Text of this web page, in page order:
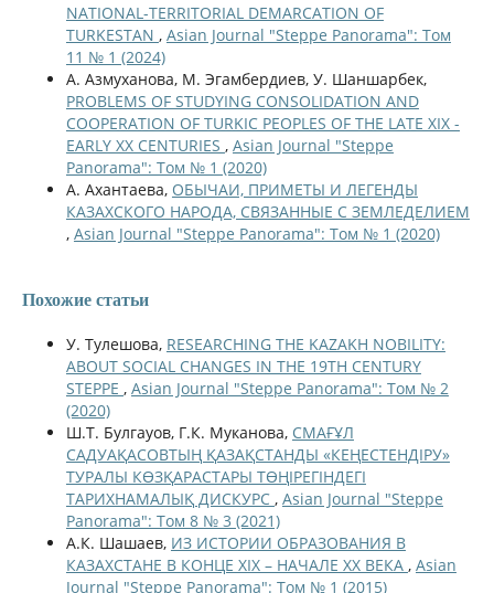
NATIONAL-TERRITORIAL DEMARCATION OF
TURKESTAN , Asian Journal "Steppe Panorama": Том
11 № 1 (2024)
А. Азмуханова, М. Эгамбердиев, У. Шаншарбек,
PROBLEMS OF STUDYING CONSOLIDATION AND
COOPERATION OF TURKIC PEOPLES OF THE LATE XIX -
EARLY XX CENTURIES , Asian Journal "Steppe
Panorama": Том № 1 (2020)
А. Ахантаева, ОБЫЧАИ, ПРИМЕТЫ И ЛЕГЕНДЫ
КАЗАХСКОГО НАРОДА, СВЯЗАННЫЕ С ЗЕМЛЕДЕЛИЕМ
, Asian Journal "Steppe Panorama": Том № 1 (2020)
Похожие статьи
У. Тулешова, RESEARCHING THE KAZAKH NOBILITY:
ABOUT SOCIAL CHANGES IN THE 19TH CENTURY
STEPPE , Asian Journal "Steppe Panorama": Том № 2
(2020)
Ш.Т. Булгауов, Г.К. Муканова, СМАҒҰЛ
САДУАҚАСОВТЫҢ ҚАЗАҚСТАНДЫ «КЕҢЕСТЕНДІРУ»
ТУРАЛЫ КӨЗҚАРАСТАРЫ ТӨҢIРЕГIНДЕГI
ТАРИХНАМАЛЫҚ ДИСКУРС , Asian Journal "Steppe
Panorama": Том 8 № 3 (2021)
А.К. Шашаев, ИЗ ИСТОРИИ ОБРАЗОВАНИЯ В
КАЗАХСТАНЕ В КОНЦЕ ХIХ – НАЧАЛЕ ХХ ВЕКА , Asian
Journal "Steppe Panorama": Том № 1 (2015)